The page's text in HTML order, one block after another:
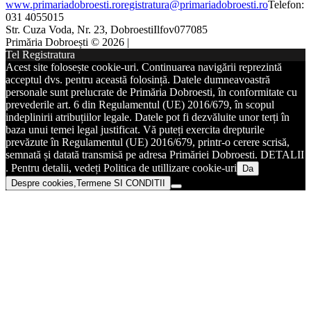
www.primariadobroesti.roregistratura@primariadobroesti.roTelefon:
031 4055015
Str. Cuza Voda, Nr. 23, DobroestiIlfov077085
Primăria Dobroești © 2026 |
Tel Registratura
Acest site folosește cookie-uri. Continuarea navigării reprezintă
acceptul dvs. pentru această folosință. Datele dumneavoastră
personale sunt prelucrate de Primăria Dobroesti, în conformitate cu
prevederile art. 6 din Regulamentul (UE) 2016/679, în scopul
indeplinirii atribuțiilor legale. Datele pot fi dezvăluite unor terți în
baza unui temei legal justificat. Vă puteți exercita drepturile
prevăzute în Regulamentul (UE) 2016/679, printr-o cerere scrisă,
semnată și datată transmisă pe adresa Primăriei Dobroesti. DETALII
. Pentru detalii, vedeți Politica de utillizare cookie-uri
Da
Despre cookies,Termene SI CONDITII